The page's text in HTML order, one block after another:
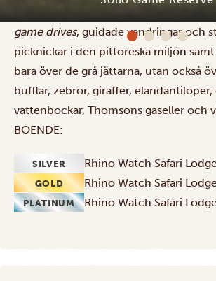
Solio Game Reserve
och skydda noshörningar i Kenya. Njut
game drives, guidade vandringar och
picknickar i den pittoreska miljön
bara över de grå jättarna, utan också
bufflar, zebror, giraffer, elandantiloper,
vattenbockar, Thomsons gaseller och
BOENDE:
SILVER Rhino Watch Safari
GOLD Rhino Watch Safari
PLATINUM Rhino Watch Safari